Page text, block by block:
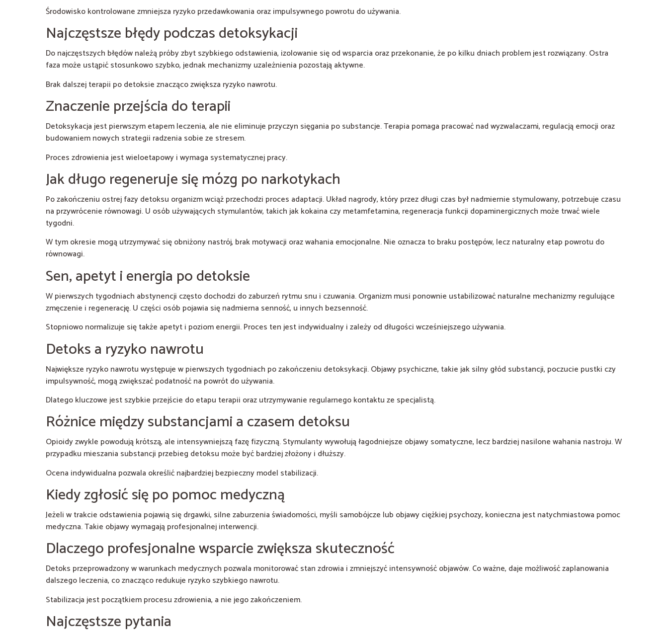
Środowisko kontrolowane zmniejsza ryzyko przedawkowania oraz impulsywnego powrotu do używania.
Najczęstsze błędy podczas detoksykacji
Do najczęstszych błędów należą próby zbyt szybkiego odstawienia, izolowanie się od wsparcia oraz przekonanie, że po kilku dniach problem jest rozwiązany. Ostra
faza może ustąpić stosunkowo szybko, jednak mechanizmy uzależnienia pozostają aktywne.
Brak dalszej terapii po detoksie znacząco zwiększa ryzyko nawrotu.
Znaczenie przejścia do terapii
Detoksykacja jest pierwszym etapem leczenia, ale nie eliminuje przyczyn sięgania po substancje. Terapia pomaga pracować nad wyzwalaczami, regulacją emocji oraz
budowaniem nowych strategii radzenia sobie ze stresem.
Proces zdrowienia jest wieloetapowy i wymaga systematycznej pracy.
Jak długo regeneruje się mózg po narkotykach
Po zakończeniu ostrej fazy detoksu organizm wciąż przechodzi proces adaptacji. Układ nagrody, który przez długi czas był nadmiernie stymulowany, potrzebuje czasu
na przywrócenie równowagi. U osób używających stymulantów, takich jak kokaina czy metamfetamina, regeneracja funkcji dopaminergicznych może trwać wiele
tygodni.
W tym okresie mogą utrzymywać się obniżony nastrój, brak motywacji oraz wahania emocjonalne. Nie oznacza to braku postępów, lecz naturalny etap powrotu do
równowagi.
Sen, apetyt i energia po detoksie
W pierwszych tygodniach abstynencji często dochodzi do zaburzeń rytmu snu i czuwania. Organizm musi ponownie ustabilizować naturalne mechanizmy regulujące
zmęczenie i regenerację. U części osób pojawia się nadmierna senność, u innych bezsenność.
Stopniowo normalizuje się także apetyt i poziom energii. Proces ten jest indywidualny i zależy od długości wcześniejszego używania.
Detoks a ryzyko nawrotu
Największe ryzyko nawrotu występuje w pierwszych tygodniach po zakończeniu detoksykacji. Objawy psychiczne, takie jak silny głód substancji, poczucie pustki czy
impulsywność, mogą zwiększać podatność na powrót do używania.
Dlatego kluczowe jest szybkie przejście do etapu terapii oraz utrzymywanie regularnego kontaktu ze specjalistą.
Różnice między substancjami a czasem detoksu
Opioidy zwykle powodują krótszą, ale intensywniejszą fazę fizyczną. Stymulanty wywołują łagodniejsze objawy somatyczne, lecz bardziej nasilone wahania nastroju. W
przypadku mieszania substancji przebieg detoksu może być bardziej złożony i dłuższy.
Ocena indywidualna pozwala określić najbardziej bezpieczny model stabilizacji.
Kiedy zgłosić się po pomoc medyczną
Jeżeli w trakcie odstawienia pojawią się drgawki, silne zaburzenia świadomości, myśli samobójcze lub objawy ciężkiej psychozy, konieczna jest natychmiastowa pomoc
medyczna. Takie objawy wymagają profesjonalnej interwencji.
Dlaczego profesjonalne wsparcie zwiększa skuteczność
Detoks przeprowadzony w warunkach medycznych pozwala monitorować stan zdrowia i zmniejszyć intensywność objawów. Co ważne, daje możliwość zaplanowania
dalszego leczenia, co znacząco redukuje ryzyko szybkiego nawrotu.
Stabilizacja jest początkiem procesu zdrowienia, a nie jego zakończeniem.
Najczęstsze pytania